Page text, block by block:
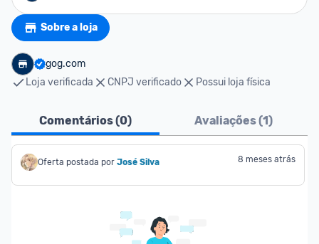
Sobre a loja
gog.com
Loja verificada
CNPJ verificado Possui loja física
Comentários (0) Avaliações (1)
Oferta postada por José Silva 8 meses atrás